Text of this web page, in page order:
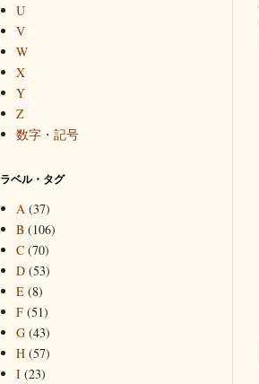
U
V
W
X
Y
Z
数字・記号
ラベル・タグ
A (37)
B (106)
C (70)
D (53)
E (8)
F (51)
G (43)
H (57)
I (23)